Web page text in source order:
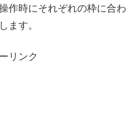
作時にそれぞれの枠に合わ
ます。
リンク